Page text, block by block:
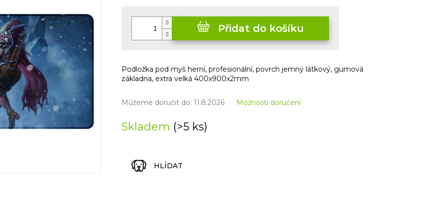
Skladem (>5 ks)
Můžeme doručit do: 11.8.2026 Možnosti doručení
Přidat do košíku
Podložka pod myš herní, profesionální, povrch jemný látkový, gumová
základna, extra velká 400x900x2mm
HLÍDAT